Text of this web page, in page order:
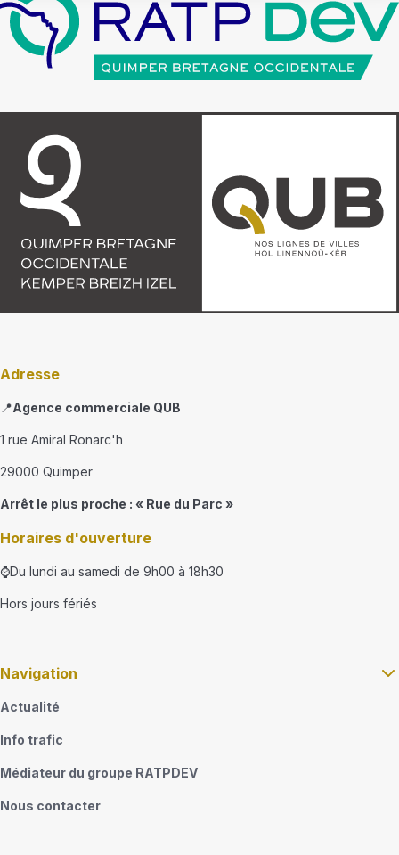
Adresse
📍Agence commerciale QUB
1 rue Amiral Ronarc'h
29000 Quimper
Arrêt le plus proche : « Rue du Parc »
Horaires d'ouverture
⌚Du lundi au samedi de 9h00 à 18h30
Hors jours fériés
Navigation
Actualité
Info trafic
Médiateur du groupe RATPDEV
Nous contacter